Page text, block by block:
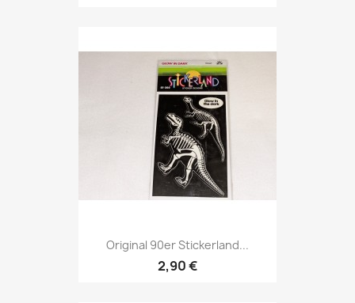
Original 90er Stickerland...
2,90 €